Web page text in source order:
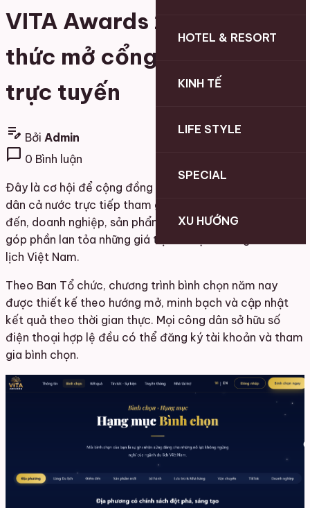
HOTEL & RESORT
KINH TẾ
LIFE STYLE
SPECIAL
XU HƯỚNG
VITA Awards 2026 chính
thức mở cổng bình chọn
trực tuyến
edit_note Bởi Admin
chat_bubble 0 Bình luận
Đây là cơ hội để cộng đồng du lịch, du khách và người
dân cả nước trực tiếp tham gia lựa chọn những điểm
đến, doanh nghiệp, sản phẩm và sáng kiến xuất sắc,
góp phần lan tỏa những giá trị tích cực của ngành du
lịch Việt Nam.
Theo Ban Tổ chức, chương trình bình chọn năm nay
được thiết kế theo hướng mở, minh bạch và cập nhật
kết quả theo thời gian thực. Mọi công dân sở hữu số
điện thoại hợp lệ đều có thể đăng ký tài khoản và tham
gia bình chọn.